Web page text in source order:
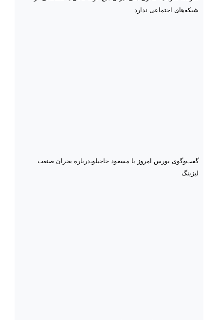
شبکه‌های اجتماعی ندارد
گفت‌وگوی بورس امروز با مسعود حاجیلو،درباره بحران صنعت
لیزینگ